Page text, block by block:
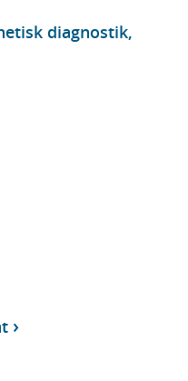
diagnostik,